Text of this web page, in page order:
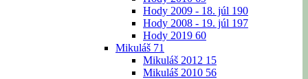
Hody 2009 - 18. júl 190
Hody 2008 - 19. júl 197
Hody 2019 60
Mikuláš 71
Mikuláš 2012 15
Mikuláš 2010 56